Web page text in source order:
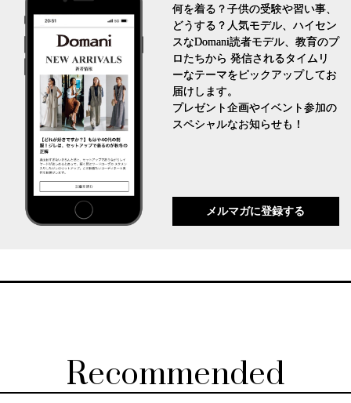
何を着る？子供の受験や習い事、
どうする？人気モデル、ハイセン
スなDomani読者モデル、教育のプ
ロたちから 発信されるタイムリ
ーなテーマをピックアップしてお
届けします。
プレゼント企画やイベント参加の
スペシャルなお知らせも！
メルマガに登録する
Recommended